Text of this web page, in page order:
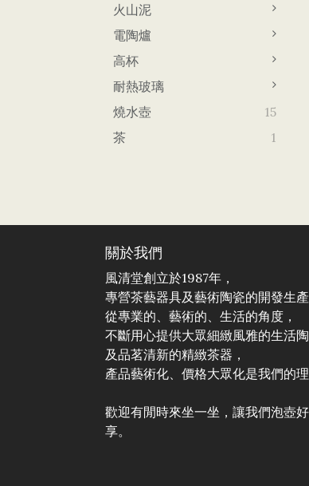
火山泥
電陶爐
高杯
耐熱玻璃
燒水壺
15
茶
1
關於我們
風清堂創立於1987年，
專營茶藝器具及藝術陶瓷的開發生產
從專業的、藝術的、生活的角度，
不斷用心提供大眾細緻風雅的生活
及品茗清新的精緻茶器，
產品藝術化、價格大眾化是我們的理
歡迎有閒時來坐一坐，讓我們泡壺
享。